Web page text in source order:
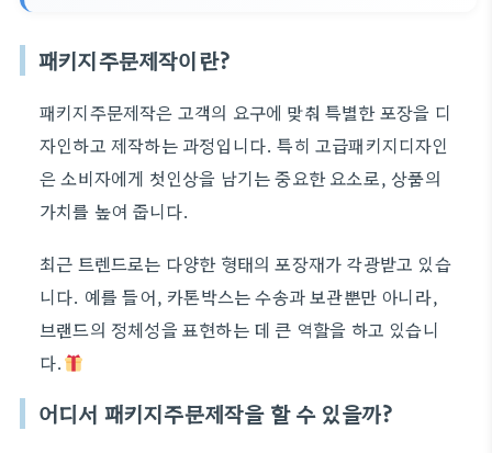
패키지주문제작이란?
패키지주문제작은 고객의 요구에 맞춰 특별한 포장을 디
자인하고 제작하는 과정입니다. 특히 고급패키지디자인
은 소비자에게 첫인상을 남기는 중요한 요소로, 상품의
가치를 높여 줍니다.
최근 트렌드로는 다양한 형태의 포장재가 각광받고 있습
니다. 예를 들어, 카톤박스는 수송과 보관뿐만 아니라,
브랜드의 정체성을 표현하는 데 큰 역할을 하고 있습니
다.
어디서 패키지주문제작을 할 수 있을까?